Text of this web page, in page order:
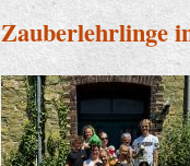
Zauberlehrlinge